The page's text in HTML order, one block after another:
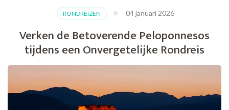
RONDREIZEN 04 januari 2026
Verken de Betoverende Peloponnesos
tijdens een Onvergetelijke Rondreis